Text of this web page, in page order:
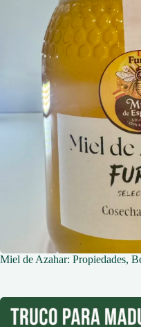
Miel de Azahar: Propiedades,